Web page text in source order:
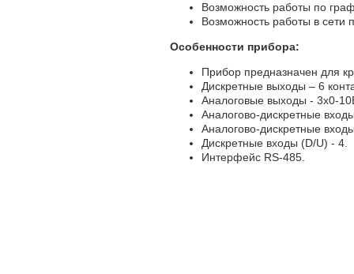
Возможность работы по
Возможность работы в сети
Особенности прибора:
Прибор предназначен для
Дискретные выходы – 6
Аналоговые выходы - 3х0-
Аналогово-дискретные
Аналогово-дискретные
Дискретные входы (D/U) - 4.
Интерфейс RS-485.